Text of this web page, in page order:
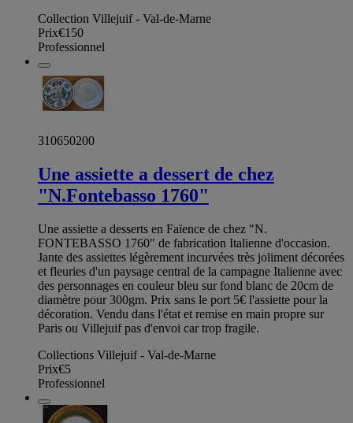
Collection Villejuif - Val-de-Marne
Prix€150
Professionnel
310650200
Une assiette a dessert de chez
"N.Fontebasso 1760"
Une assiette a desserts en Faïence de chez "N.
FONTEBASSO 1760" de fabrication Italienne d'occasion.
Jante des assiettes légèrement incurvées très joliment décorées
et fleuries d'un paysage central de la campagne Italienne avec
des personnages en couleur bleu sur fond blanc de 20cm de
diamètre pour 300gm. Prix sans le port 5€ l'assiette pour la
décoration. Vendu dans l'état et remise en main propre sur
Paris ou Villejuif pas d'envoi car trop fragile.
Collections Villejuif - Val-de-Marne
Prix€5
Professionnel